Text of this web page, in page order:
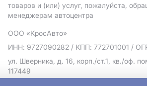
товаров и (или) услуг, пожалуйста,
менеджерам автоцентра
ООО «КросАвто»
ИНН: 9727090282 / КПП: 772701001 /
ул. Шверника, д. 16, корп./ст.1, кв./оф.
117449